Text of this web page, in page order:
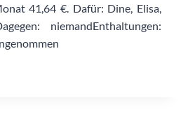
41,64 €. Dafür: Dine, Elisa,
niemandEnthaltungen: